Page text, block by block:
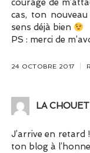
courage de
cas, ton
sens déjà bien
PS : merci de
24 OCTOBRE 2017
LA
J’arrive en retard
ton blog à